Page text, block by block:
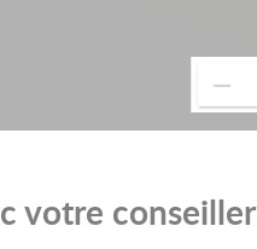
votre conseiller